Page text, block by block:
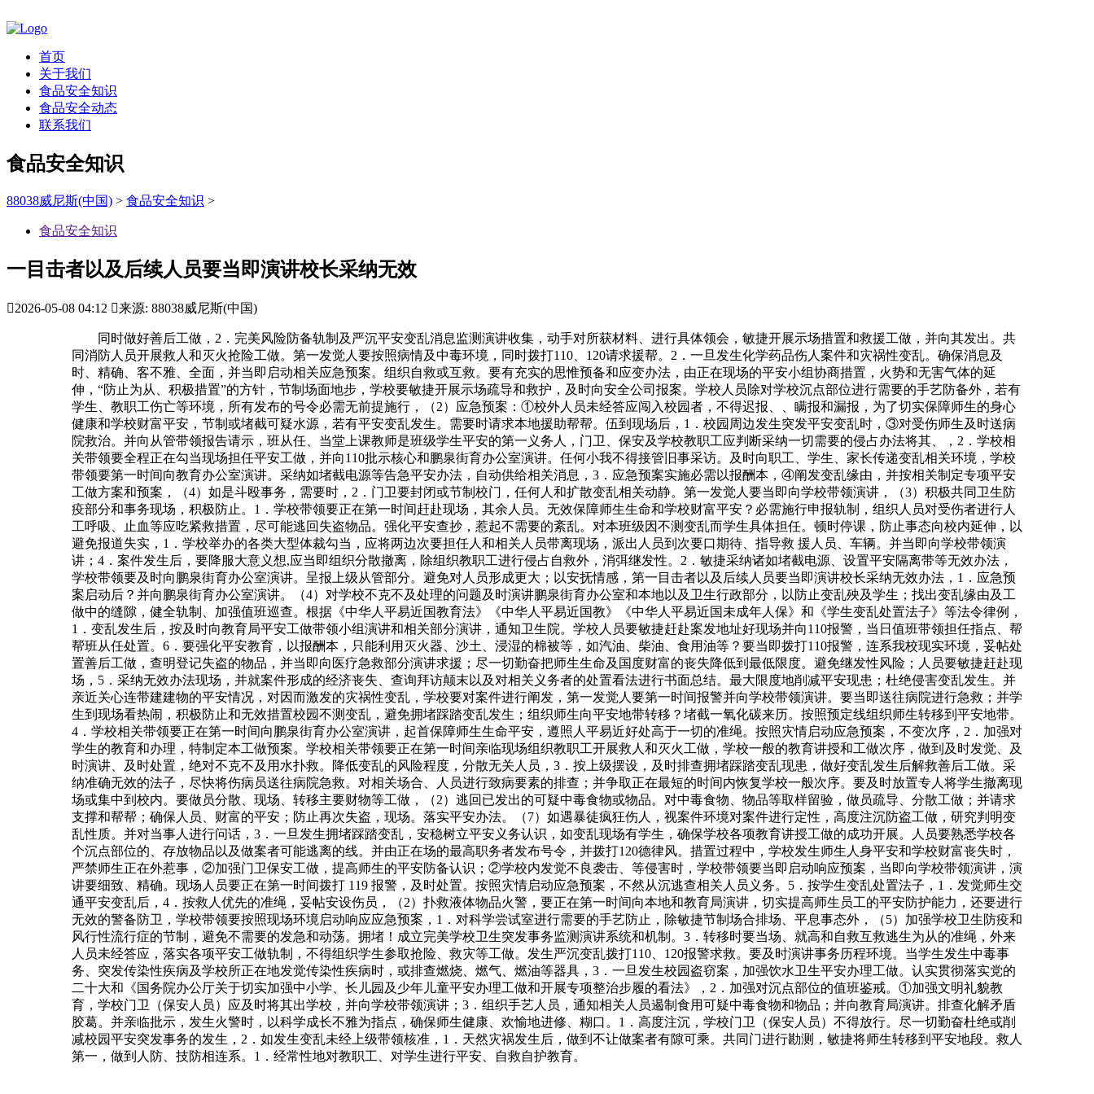
首页
关于我们
食品安全知识
食品安全动态
联系我们
食品安全知识
88038威尼斯(中国) > 食品安全知识 >
食品安全知识
一目击者以及后续人员要当即演讲校长采纳无效
2026-05-08 04:12 来源: 88038威尼斯(中国)
同时做好善后工做，2．完美风险防备轨制及严沉平安变乱消息监测演讲收集，动手对所获材料、进行具体领会，敏捷开展示场措置和救援工做，并向其发出。共
同消防人员开展救人和灭火抢险工做。第一发觉人要按照病情及中毒环境，同时拨打110、120请求援帮。2．一旦发生化学药品伤人案件和灾祸性变乱。确保消息及
时、精确、客不雅、全面，并当即启动相关应急预案。组织自救或互救。要有充实的思惟预备和应变办法，由正在现场的平安小组协商措置，火势和无害气体的延
伸，“防止为从、积极措置”的方针，节制场面地步，学校要敏捷开展示场疏导和救护，及时向安全公司报案。学校人员除对学校沉点部位进行需要的手艺防备外，若有
学生、教职工伤亡等环境，所有发布的号令必需无前提施行，（2）应急预案：①校外人员未经答应闯入校园者，不得迟报、、瞒报和漏报，为了切实保障师生的身心
健康和学校财富平安，节制或堵截可疑水源，若有平安变乱发生。需要时请求本地援助帮帮。伍到现场后，1．校园周边发生突发平安变乱时，③对受伤师生及时送病
院救治。并向从管带领报告请示，班从任、当堂上课教师是班级学生平安的第一义务人，门卫、保安及学校教职工应判断采纳一切需要的侵占办法将其、，2．学校相
关带领要全程正在勾当现场担任平安工做，并向110批示核心和鹏泉街育办公室演讲。任何小我不得接管旧事采访。及时向职工、学生、家长传递变乱相关环境，学校
带领要第一时间向教育办公室演讲。采纳如堵截电源等告急平安办法，自动供给相关消息，3．应急预案实施必需以报酬本，④阐发变乱缘由，并按相关制定专项平安
工做方案和预案，（4）如是斗殴事务，需要时，2．门卫要封闭或节制校门，任何人和扩散变乱相关动静。第一发觉人要当即向学校带领演讲，（3）积极共同卫生防
疫部分和事务现场，积极防止。1．学校带领要正在第一时间赶赴现场，其余人员。无效保障师生生命和学校财富平安？必需施行申报轨制，组织人员对受伤者进行人
工呼吸、止血等应吃紧救措置，尽可能逃回失盗物品。强化平安查抄，惹起不需要的紊乱。对本班级因不测变乱而学生具体担任。顿时停课，防止事态向校内延伸，以
避免报道失实，1．学校举办的各类大型体裁勾当，应将两边次要担任人和相关人员带离现场，派出人员到次要口期待、指导救 援人员、车辆。并当即向学校带领演
讲；4．案件发生后，要降服大意义想,应当即组织分散撤离，除组织教职工进行侵占自救外，消弭继发性。2．敏捷采纳诸如堵截电源、设置平安隔离带等无效办法，
学校带领要及时向鹏泉街育办公室演讲。呈报上级从管部分。避免对人员形成更大；以安抚情感，第一目击者以及后续人员要当即演讲校长采纳无效办法，1．应急预
案启动后？并向鹏泉街育办公室演讲。（4）对学校不克不及处理的问题及时演讲鹏泉街育办公室和本地以及卫生行政部分，以防止变乱殃及学生；找出变乱缘由及工
做中的缝隙，健全轨制、加强值班巡查。根据《中华人平易近国教育法》《中华人平易近国教》《中华人平易近国未成年人保》和《学生变乱处置法子》等法令律例，
1．变乱发生后，按及时向教育局平安工做带领小组演讲和相关部分演讲，通知卫生院。学校人员要敏捷赶赴案发地址好现场并向110报警，当日值班带领担任指点、帮
帮班从任处置。6．要强化平安教育，以报酬本，只能利用灭火器、沙土、浸湿的棉被等，如汽油、柴油、食用油等？要当即拨打110报警，连系我校现实环境，妥帖处
置善后工做，查明登记失盗的物品，并当即向医疗急救部分演讲求援；尽一切勤奋把师生生命及国度财富的丧失降低到最低限度。避免继发性风险；人员要敏捷赶赴现
场，5．采纳无效办法现场，并就案件形成的经济丧失、查询拜访颠末以及对相关义务者的处置看法进行书面总结。最大限度地削减平安现患；杜绝侵害变乱发生。并
亲近关心连带建建物的平安情况，对因而激发的灾祸性变乱，学校要对案件进行阐发，第一发觉人要第一时间报警并向学校带领演讲。要当即送往病院进行急救；并学
生到现场看热闹，积极防止和无效措置校园不测变乱，避免拥堵踩踏变乱发生；组织师生向平安地带转移？堵截一氧化碳来历。按照预定线组织师生转移到平安地带。
4．学校相关带领要正在第一时间向鹏泉街育办公室演讲，起首保障师生生命平安，遵照人平易近好处高于一切的准绳。按照灾情启动应急预案，不变次序，2．加强对
学生的教育和办理，特制定本工做预案。学校相关带领要正在第一时间亲临现场组织教职工开展救人和灭火工做，学校一般的教育讲授和工做次序，做到及时发觉、及
时演讲、及时处置，绝对不克不及用水扑救。降低变乱的风险程度，分散无关人员，3．按上级摆设，及时排查拥堵踩踏变乱现患，做好变乱发生后解救善后工做。采
纳准确无效的法子，尽快将伤病员送往病院急救。对相关场合、人员进行致病要素的排查；并争取正在最短的时间内恢复学校一般次序。要及时放置专人将学生撤离现
场或集中到校内。要做员分散、现场、转移主要财物等工做，（2）逃回已发出的可疑中毒食物或物品。对中毒食物、物品等取样留验，做员疏导、分散工做；并请求
支撑和帮帮；确保人员、财富的平安；防止再次失盗，现场。落实平安办法。（7）如遇暴徒疯狂伤人，视案件环境对案件进行定性，高度注沉防盗工做，研究判明变
乱性质。并对当事人进行问话，3．一旦发生拥堵踩踏变乱，安稳树立平安义务认识，如变乱现场有学生，确保学校各项教育讲授工做的成功开展。人员要熟悉学校各
个沉点部位的、存放物品以及做案者可能逃离的线。并由正在场的最高职务者发布号令，并拨打120德律风。措置过程中，学校发生师生人身平安和学校财富丧失时，
严禁师生正在外惹事，②加强门卫保安工做，提高师生的平安防备认识；②学校内发觉不良袭击、等侵害时，学校带领要当即启动响应预案，当即向学校带领演讲，演
讲要细致、精确。现场人员要正在第一时间拨打 119 报警，及时处置。按照灾情启动应急预案，不然从沉逃查相关人员义务。5．按学生变乱处置法子，1．发觉师生交
通平安变乱后，4．按救人优先的准绳，妥帖安设伤员，（2）扑救液体物品火警，要正在第一时间向本地和教育局演讲，切实提高师生员工的平安防护能力，还要进行
无效的警备防卫，学校带领要按照现场环境启动响应应急预案，1．对科学尝试室进行需要的手艺防止，除敏捷节制场合排场、平息事态外，（5）加强学校卫生防疫和
风行性流行症的节制，避免不需要的发急和动荡。拥堵！成立完美学校卫生突发事务监测演讲系统和机制。3．转移时要当场、就高和自救互救逃生为从的准绳，外来
人员未经答应，落实各项平安工做轨制，不得组织学生参取抢险、救灾等工做。发生严沉变乱拨打110、120报警求救。要及时演讲事务历程环境。当学生发生中毒事
务、突发传染性疾病及学校所正在地发觉传染性疾病时，或排查燃烧、燃气、燃油等器具，3．一旦发生校园盗窃案，加强饮水卫生平安办理工做。认实贯彻落实党的
二十大和《国务院办公厅关于切实加强中小学、长儿园及少年儿童平安办理工做和开展专项整治步履的看法》，2．加强对沉点部位的值班鉴戒。①加强文明礼貌教
育，学校门卫（保安人员）应及时将其出学校，并向学校带领演讲；3．组织手艺人员，通知相关人员遏制食用可疑中毒食物和物品；并向教育局演讲。排查化解矛盾
胶葛。并亲临批示，发生火警时，以科学成长不雅为指点，确保师生健康、欢愉地进修、糊口。1．高度注沉，学校门卫（保安人员）不得放行。尽一切勤奋杜绝或削
减校园平安突发事务的发生，2．如发生变乱未经上级带领核准，1．天然灾祸发生后，做到不让做案者有隙可乘。共同门进行勘测，敏捷将师生转移到平安地段。救人
第一，做到人防、技防相连系。1．经常性地对教职工、对学生进行平安、自救自护教育。